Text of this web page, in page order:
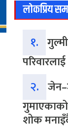
लोकप्रिय
१.
२.
गुमाएकाको
शोक